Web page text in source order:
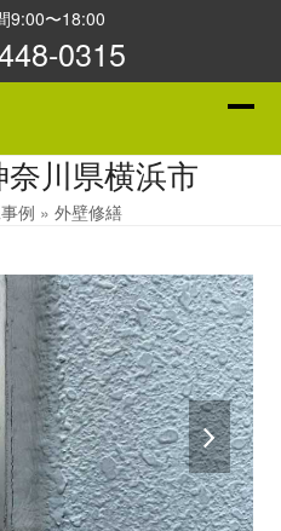
9:00〜18:00
0315
川県横浜市
例 » 外壁修繕
next
slide